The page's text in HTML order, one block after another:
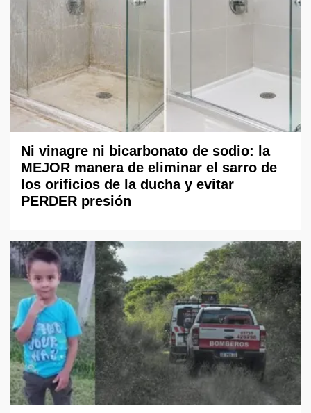
Ni vinagre ni bicarbonato de sodio: la
MEJOR manera de eliminar el sarro de
los orificios de la ducha y evitar
PERDER presión